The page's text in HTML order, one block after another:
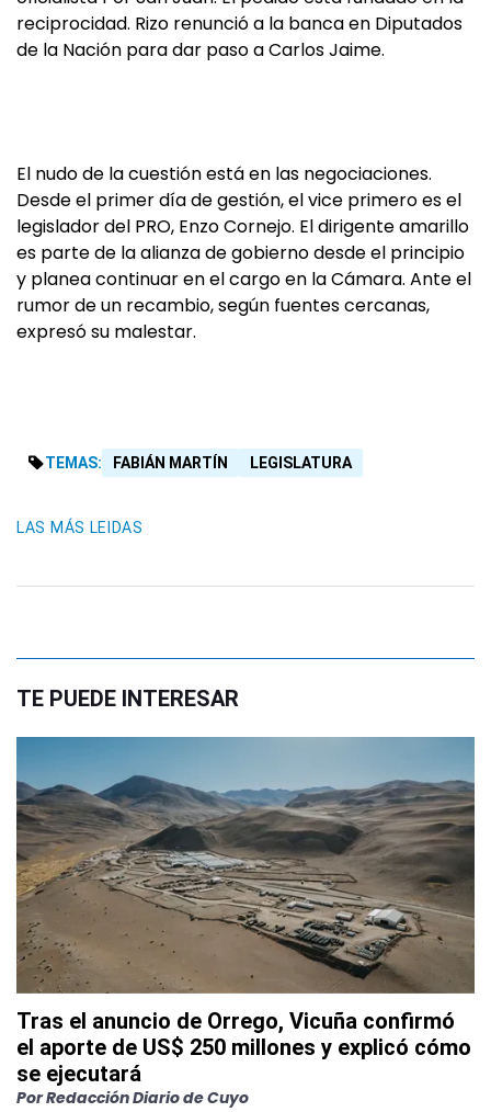
reciprocidad. Rizo renunció a la banca en Diputados
de la Nación para dar paso a Carlos Jaime.
El nudo de la cuestión está en las negociaciones.
Desde el primer día de gestión, el vice primero es el
legislador del PRO, Enzo Cornejo. El dirigente amarillo
es parte de la alianza de gobierno desde el principio
y planea continuar en el cargo en la Cámara. Ante el
rumor de un recambio, según fuentes cercanas,
expresó su malestar.
TEMAS: FABIÁN MARTÍN LEGISLATURA
LAS MÁS LEIDAS
TE PUEDE INTERESAR
Tras el anuncio de Orrego, Vicuña confirmó
el aporte de US$ 250 millones y explicó cómo
se ejecutará
PorRedacción Diario de Cuyo